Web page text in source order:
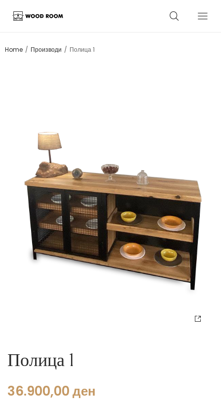
Home / Производи / Полица 1
Полица 1
36.900,00ден